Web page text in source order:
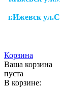
г.Ижевск
Корзина
Ваша корзина
пуста
В корзине: